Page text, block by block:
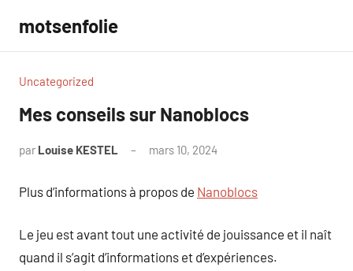
contenu
motsenfolie
Uncategorized
Mes conseils sur Nanoblocs
par Louise KESTEL mars 10, 2024
Plus d’informations à propos de Nanoblocs
Le jeu est avant tout une activité de jouissance et il naît
quand il s’agit d’informations et d’expériences.